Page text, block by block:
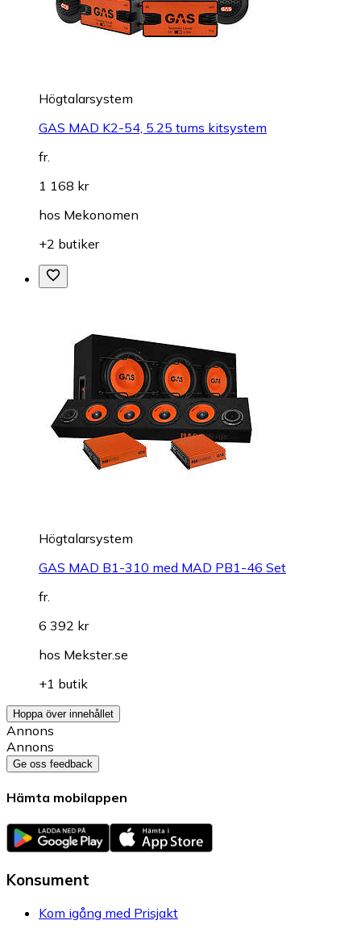
Högtalarsystem
GAS MAD K2-54, 5.25 tums kitsystem
fr.
1 168 kr
hos Mekonomen
+2 butiker
Högtalarsystem
GAS MAD B1-310 med MAD PB1-46 Set
fr.
6 392 kr
hos Mekster.se
+1 butik
Hoppa över innehållet
Annons
Annons
Ge oss feedback
Hämta mobilappen
Konsument
Kom igång med Prisjakt